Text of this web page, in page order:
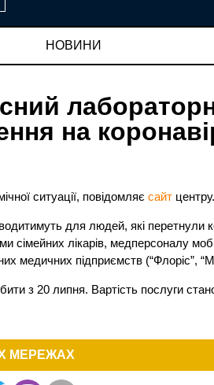
НОВИНИ
на
ситуації, повідомляєсайт центру.
для людей, які перетнули
сімейних лікарів, медперсоналу
медичних підприємств (“Флоріс”,
з 20 липня. Вартість послуги
МЕРЕЖАХ